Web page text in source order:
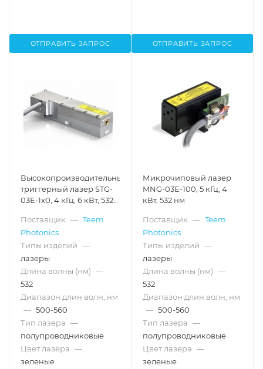
ОТПРАВИТЬ ЗАПРОС ОТПРАВИТЬ ЗАПРОС
Высокопроизводительный
триггерный лазер STG-
03E-1x0, 4 кГц, 6 кВт, 532
Поставщик — Teem
Photonics
Типы изделий —
лазеры
Длина волны (нм) —
532
Диапазон длин волн, нм
— 500-560
Тип лазера —
полупроводниковые
Цвет лазера —
зеленые
Микрочиповый лазер
MNG-03Е-100, 5 кГц, 4
кВт, 532 нм
Поставщик — Teem
Photonics
Типы изделий —
лазеры
Длина волны (нм) —
532
Диапазон длин волн, нм
— 500-560
Тип лазера —
полупроводниковые
Цвет лазера —
зеленые